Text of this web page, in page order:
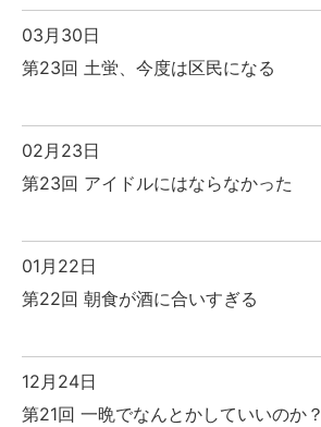
03月30日
第23回 土蛍、今度は区民になる
02月23日
第23回 アイドルにはならなかった
01月22日
第22回 朝食が酒に合いすぎる
12月24日
第21回 一晩でなんとかしていいのか？